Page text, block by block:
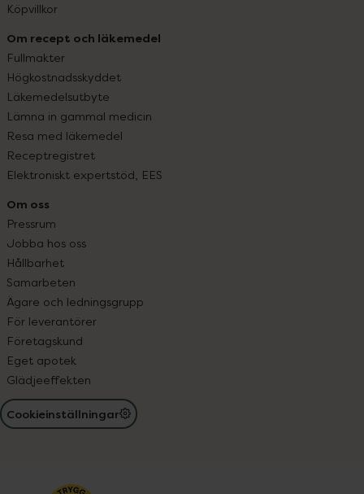
Köpvillkor
Om recept och läkemedel
Fullmakter
Högkostnadsskyddet
Läkemedelsutbyte
Lämna in gammal medicin
Resa med läkemedel
Receptregistret
Elektroniskt expertstöd, EES
Om oss
Pressrum
Jobba hos oss
Hållbarhet
Samarbeten
Ägare och ledningsgrupp
För leverantörer
Företagskund
Eget apotek
Glädjeeffekten
Cookieinställningar